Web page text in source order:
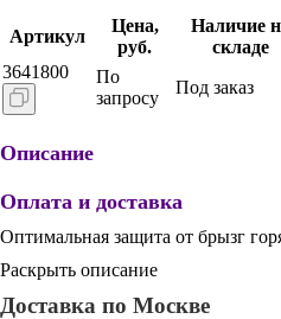
Артикул
Цена,
руб.
Наличие
складе
3641800
По
запросу
Под заказ
Описание
Оплата и доставка
Оптимальная защита от брызг
Раскрыть описание
Доставка по Москве